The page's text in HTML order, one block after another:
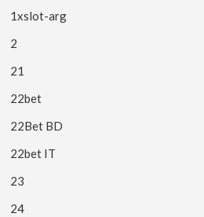
1xslot-arg
2
21
22bet
22Bet BD
22bet IT
23
24